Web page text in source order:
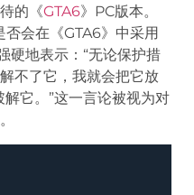
的《GTA6》PC版本。
会在《GTA6》中采用
硬地表示：“无论保护措
不了它，我就会把它放
解它。”这一言论被视为对